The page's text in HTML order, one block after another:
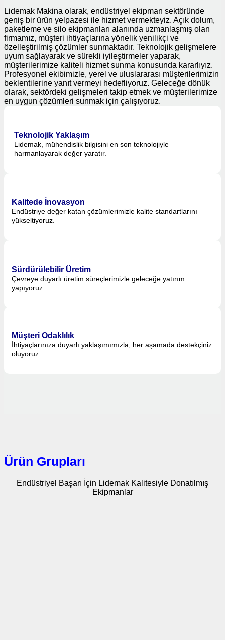
Lidemak Makina olarak, endüstriyel ekipman sektöründe
geniş bir ürün yelpazesi ile hizmet vermekteyiz. Açık dolum,
paketleme ve silo ekipmanları alanında uzmanlaşmış olan
firmamız, müşteri ihtiyaçlarına yönelik yenilikçi ve
özelleştirilmiş çözümler sunmaktadır. Teknolojik gelişmelere
uyum sağlayarak ve sürekli iyileştirmeler yaparak,
müşterilerimize kaliteli hizmet sunma konusunda kararlıyız.
Profesyonel ekibimizle, yerel ve uluslararası müşterilerimizin
beklentilerine yanıt vermeyi hedefliyoruz. Geleceğe dönük
olarak, sektördeki gelişmeleri takip etmek ve müşterilerimize
en uygun çözümleri sunmak için çalışıyoruz.
Teknolojik Yaklaşım
Lidemak, mühendislik bilgisini en son teknolojiyle
harmanlayarak değer yaratır.
Kalitede İnovasyon
Endüstriye değer katan çözümlerimizle kalite standartlarını
yükseltiyoruz.
Sürdürülebilir Üretim
Çevreye duyarlı üretim süreçlerimizle geleceğe yatırım
yapıyoruz.
Müşteri Odaklılık
İhtiyaçlarınıza duyarlı yaklaşımımızla, her aşamada destekçiniz
oluyoruz.
Ürün Grupları
Endüstriyel Başarı İçin Lidemak Kalitesiyle Donatılmış
Ekipmanlar